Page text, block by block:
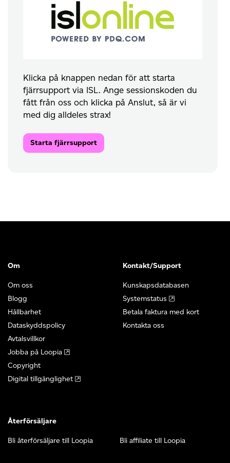
Klicka på knappen nedan för att starta
fjärrsupport via ISL. Ange sessionskoden du
fått från oss och klicka på Anslut, så är vi
med dig alldeles strax!
Starta fjärrsupport
Om
Om oss
Blogg
Hållbarhet
Dataskyddspolicy
Avtalsvillkor
Jobba på Loopia
Copyright
Digital tillgänglighet
Kontakt/Support
Kunskapsdatabasen
Systemstatus
Betala faktura med kort
Kontakta oss
Återförsäljare
Bli återförsäljare till Loopia Bli affiliate till Loopia